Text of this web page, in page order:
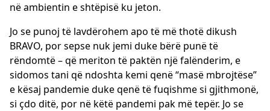
në ambientin e shtëpisë ku jeton.
Jo se punoj të lavdërohem apo të më thotë dikush
BRAVO, por sepse nuk jemi duke bërë punë të
rëndomtë – që meriton të paktën një falënderim, e
sidomos tani që ndoshta kemi qenë “masë mbrojtëse”
e kësaj pandemie duke qenë të fuqishme si gjithmonë,
si çdo ditë, por në këtë pandemi pak më tepër. Jo se